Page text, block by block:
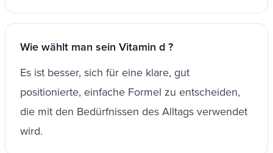
Wie wählt man sein Vitamin d ?
Es ist besser, sich für eine klare, gut
positionierte, einfache Formel zu entscheiden,
die mit den Bedürfnissen des Alltags verwendet
wird.